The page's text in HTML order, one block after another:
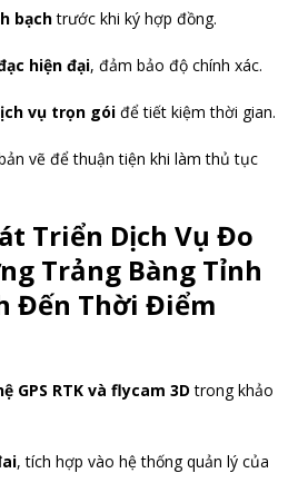
bạchtrước khi ký hợp đồng.
hiện đại, đảm bảo độ chính xác.
vụ trọn gói để tiết kiệm thời gian.
vẽ để thuận tiện khi làm thủ tục
Triển Dịch Vụ Đo
Trảng Bàng Tỉnh
Đến Thời Điểm
GPS RTK và flycam 3D trong khảo
, tích hợp vào hệ thống quản lý của